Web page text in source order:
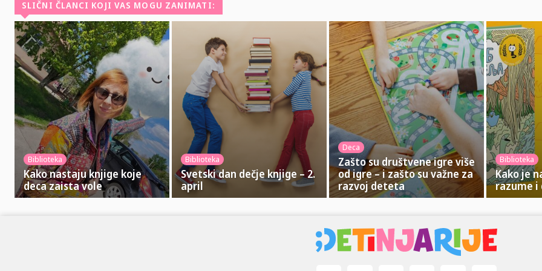
SLIČNI ČLANCI KOJI VAS MOGU ZANIMATI:
Biblioteka
Kako nastaju knjige koje
deca zaista vole
Biblioteka
Svetski dan dečje knjige – 2.
april
Deca
Zašto su društvene igre više
od igre – i zašto su važne za
razvoj deteta
Biblioteka
Kako je
razume i